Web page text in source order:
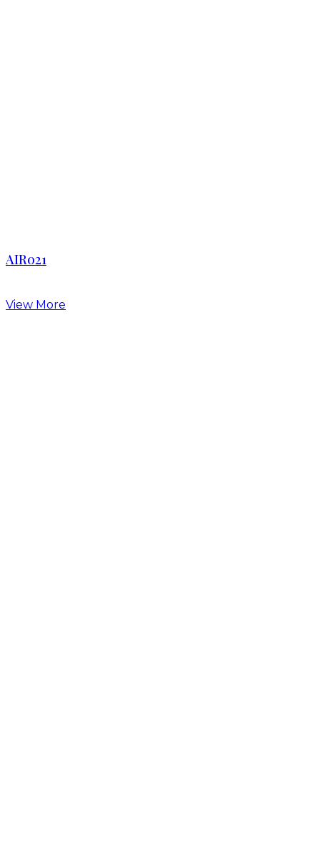
AIR021
View More